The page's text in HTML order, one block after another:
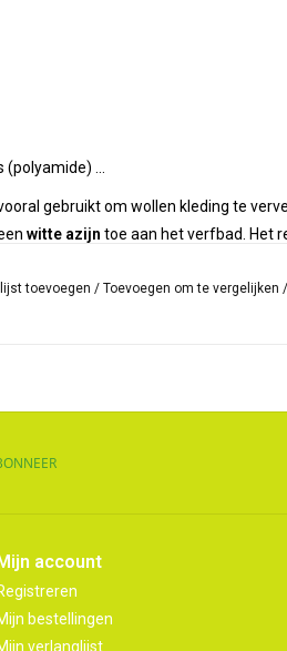
...
gebruikt om wollen kleding te
witte azijn toe aan het verfbad. Het
in eenheet verfbad op het fornuis.
met deze reeks Acid
kun je een PDF van Jacquard
toevoegen/Toevoegen om te vergelijken
account
bestellingen
verlanglijst